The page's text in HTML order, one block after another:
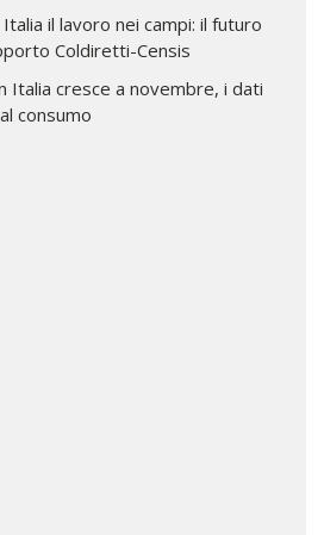
il lavoro nei campi: il futuro
Coldiretti-Censis
Italia cresce a novembre, i dati
consumo